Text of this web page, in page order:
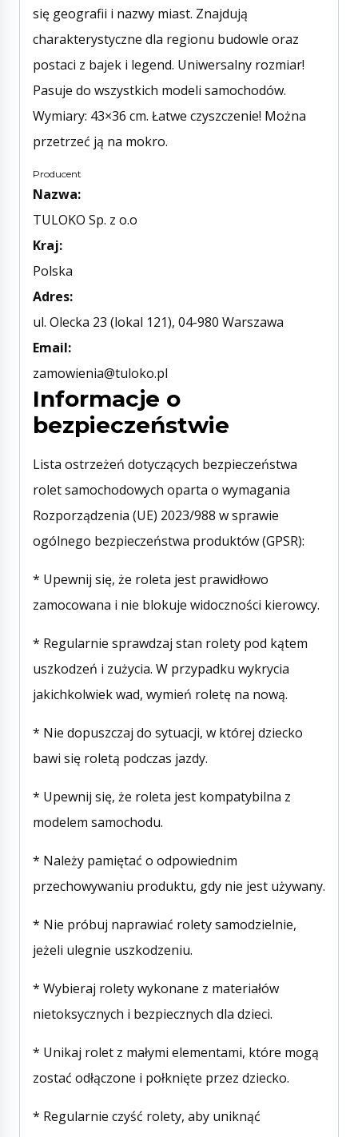
się geografii i nazwy miast. Znajdują
charakterystyczne dla regionu budowle oraz
postaci z bajek i legend. Uniwersalny rozmiar!
Pasuje do wszystkich modeli samochodów.
Wymiary: 43×36 cm. Łatwe czyszczenie! Można
przetrzeć ją na mokro.
Producent
Nazwa:
TULOKO Sp. z o.o
Kraj:
Polska
Adres:
ul. Olecka 23 (lokal 121), 04-980 Warszawa
Email:
zamowienia@tuloko.pl
Informacje o
bezpieczeństwie
Lista ostrzeżeń dotyczących bezpieczeństwa
rolet samochodowych oparta o wymagania
Rozporządzenia (UE) 2023/988 w sprawie
ogólnego bezpieczeństwa produktów (GPSR):
* Upewnij się, że roleta jest prawidłowo
zamocowana i nie blokuje widoczności kierowcy.
* Regularnie sprawdzaj stan rolety pod kątem
uszkodzeń i zużycia. W przypadku wykrycia
jakichkolwiek wad, wymień roletę na nową.
* Nie dopuszczaj do sytuacji, w której dziecko
bawi się roletą podczas jazdy.
* Upewnij się, że roleta jest kompatybilna z
modelem samochodu.
* Należy pamiętać o odpowiednim
przechowywaniu produktu, gdy nie jest używany.
* Nie próbuj naprawiać rolety samodzielnie,
jeżeli ulegnie uszkodzeniu.
* Wybieraj rolety wykonane z materiałów
nietoksycznych i bezpiecznych dla dzieci.
* Unikaj rolet z małymi elementami, które mogą
zostać odłączone i połknięte przez dziecko.
* Regularnie czyść rolety, aby uniknąć